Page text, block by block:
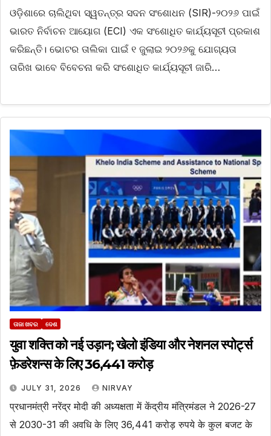
ଓଡ଼ିଶାରେ ଚାଲିଥିବା ସ୍ୱତନ୍ତ୍ର ସଦନ ସଂଶୋଧନ (SIR)-୨୦୨୬ ପାଇଁ
ଭାରତ ନିର୍ବାଚନ ଆୟୋଗ (ECI) ଏକ ସଂଶୋଧିତ କାର୍ଯ୍ୟସୂଚୀ ପ୍ରକାଶ
କରିଛନ୍ତି। ଭୋଟର ତାଲିକା ପାଇଁ ୧ ଜୁଲାଇ ୨୦୨୬କୁ ଯୋଗ୍ୟତା
ତାରିଖ ଭାବେ ବିବେଚନା କରି ସଂଶୋଧିତ କାର୍ଯ୍ୟସୂଚୀ ଜାରି…
ତାଜା ଖବର ଦେଶ
युवा शक्ति को नई उड़ान; खेलो इंडिया और नेशनल स्पोर्ट्स
फ़ेडरेशन्स के लिए ₹36,441 करोड़
JULY 31, 2026 NIRVAY
प्रधानमंत्री नरेंद्र मोदी की अध्यक्षता में केंद्रीय मंत्रिमंडल ने 2026-27
से 2030-31 की अवधि के लिए 36,441 करोड़ रुपये के कुल बजट के